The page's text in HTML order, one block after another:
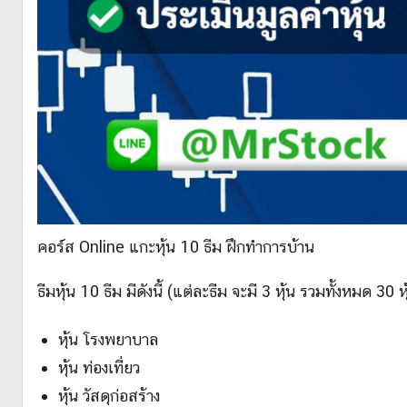
คอร์ส Online แกะหุ้น 10 ธีม ฝึกทำการบ้าน
ธีมหุ้น 10 ธีม มีดังนี้ (แต่ละธีม จะมี 3 หุ้น รวมทั้งหมด 30
หุ้น โรงพยาบาล
หุ้น ท่องเที่ยว
หุ้น วัสดุก่อสร้าง